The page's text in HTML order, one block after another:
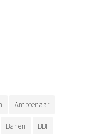
Ambtenaar
Banen BBI